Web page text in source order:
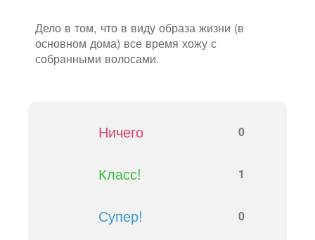
Дело в том, что в виду образа жизни (в
основном дома) все время хожу с
собранными волосами.
Ничего 0
Класс! 1
Супер! 0